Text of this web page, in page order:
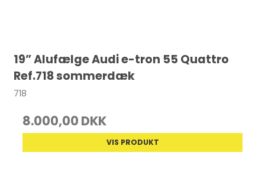
19” Alufælge Audi e-tron 55 Quattro
Ref.718 sommerdæk
718
8.000,00 DKK
VIS PRODUKT